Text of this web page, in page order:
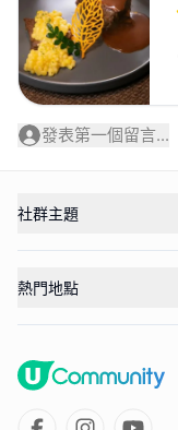
發表第一個留言...
社群主題
熱門地點